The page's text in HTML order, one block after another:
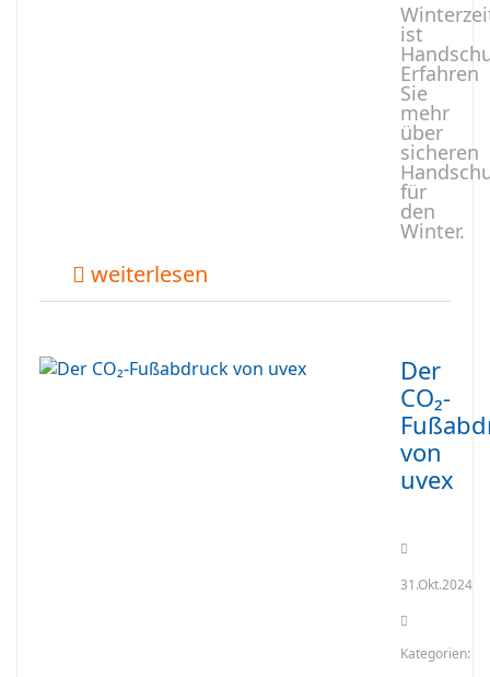
ist
Erfahren
Sie
mehr
über
sicheren
für
den
Winter.
weiterlesen
Der
CO₂-
von
uvex
31.Okt.2024
Kategorien: